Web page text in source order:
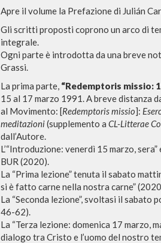
Apre il volume la Prefazione di Julián
Gli scritti proposti coprono un arco di
integrale.
Ogni parte è introdotta da una breve
Grassi.
La prima parte, “Redemptoris missio:
15 al 17 marzo 1991. A breve distanza
al Movimento: [Redemptoris missio]:
meditazioni(supplemento aCL-Litterae
dall’Autore.
L’“Introduzione: venerdì 15 marzo,
BUR (2020).
La “Prima lezione” tenuta il sabato
si è fatto carne nella nostra carne”
La “Seconda lezione”, svoltasi il sabato
46-62).
La “Terza lezione: domenica 17 marzo,
dialogo tra Cristo e l’uomo del nostro
BROWSE
Advanced search »
Il PerCorso
Contact us